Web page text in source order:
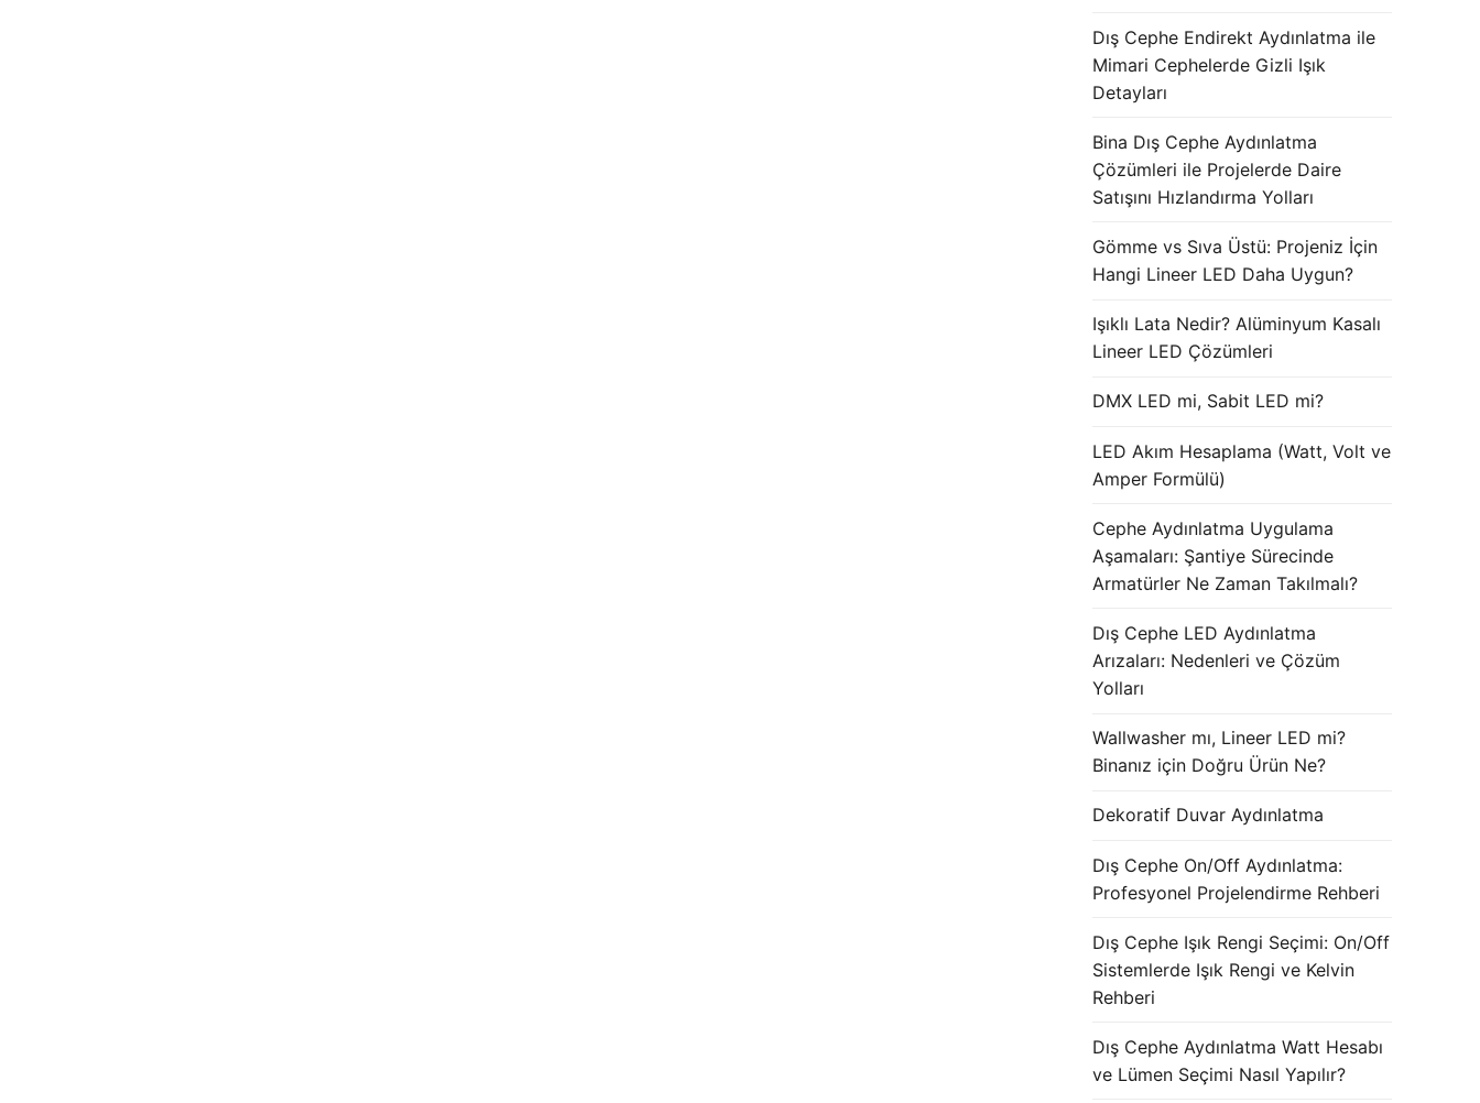
Dış Cephe Endirekt Aydınlatma ile
Mimari Cephelerde Gizli Işık
Detayları
Bina Dış Cephe Aydınlatma
Çözümleri ile Projelerde Daire
Satışını Hızlandırma Yolları
Gömme vs Sıva Üstü: Projeniz İçin
Hangi Lineer LED Daha Uygun?
Işıklı Lata Nedir? Alüminyum Kasalı
Lineer LED Çözümleri
DMX LED mi, Sabit LED mi?
LED Akım Hesaplama (Watt, Volt ve
Amper Formülü)
Cephe Aydınlatma Uygulama
Aşamaları: Şantiye Sürecinde
Armatürler Ne Zaman Takılmalı?
Dış Cephe LED Aydınlatma
Arızaları: Nedenleri ve Çözüm
Yolları
Wallwasher mı, Lineer LED mi?
Binanız için Doğru Ürün Ne?
Dekoratif Duvar Aydınlatma
Dış Cephe On/Off Aydınlatma:
Profesyonel Projelendirme Rehberi
Dış Cephe Işık Rengi Seçimi: On/Off
Sistemlerde Işık Rengi ve Kelvin
Rehberi
Dış Cephe Aydınlatma Watt Hesabı
ve Lümen Seçimi Nasıl Yapılır?